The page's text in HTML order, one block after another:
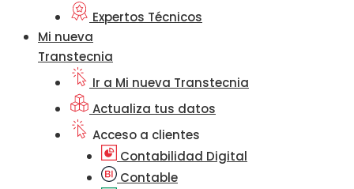
Expertos Técnicos
Mi nueva
Transtecnia
Ir a Mi nueva Transtecnia
Actualiza tus datos
Acceso a clientes
Contabilidad Digital
Contable